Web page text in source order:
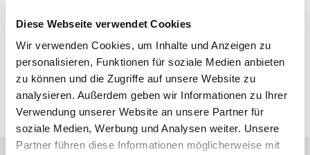
Diese Webseite verwendet Cookies
Wir verwenden Cookies, um Inhalte und Anzeigen zu
personalisieren, Funktionen für soziale Medien anbieten
zu können und die Zugriffe auf unsere Website zu
analysieren. Außerdem geben wir Informationen zu Ihrer
Verwendung unserer Website an unsere Partner für
soziale Medien, Werbung und Analysen weiter. Unsere
Partner führen diese Informationen möglicherweise mit
ZURÜCK ZUR EVENT ÜBERSICHT